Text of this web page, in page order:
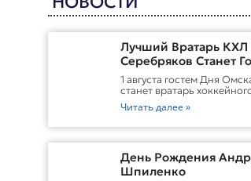
Лучший Вратарь КХЛ
Серебряков Станет
Омска В Москве
1 августа гостем Дня
станет вратарь
Читать далее »
День Рождения
Шпиленко